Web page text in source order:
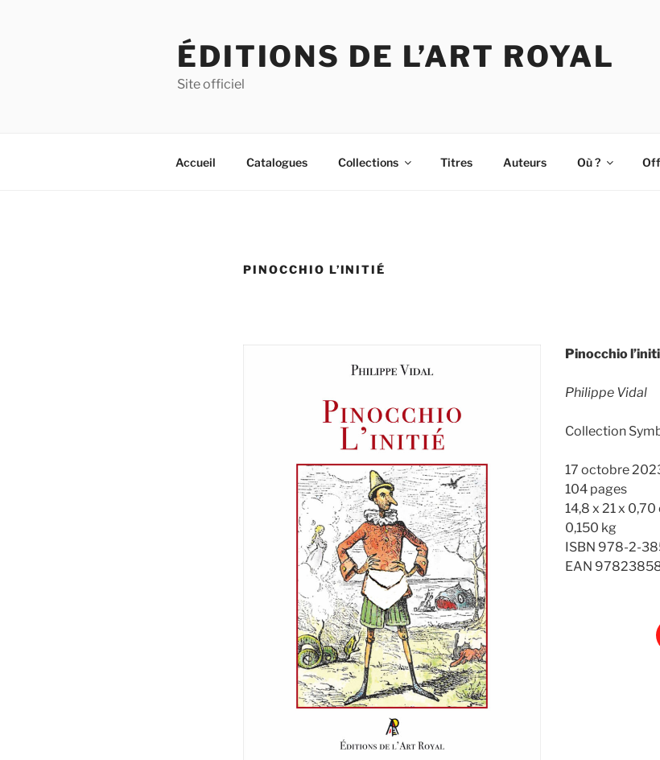
ÉDITIONS DE L’ART ROYAL
Site officiel
Accueil Catalogues Collections Titres Auteurs Où ?
PINOCCHIO L’INITIÉ
Pinocchio
Philippe Vidal
Collection
17 octobre
104 pages
14,8 x 21 x 0,70
0,150 kg
ISBN 978-2-
EAN